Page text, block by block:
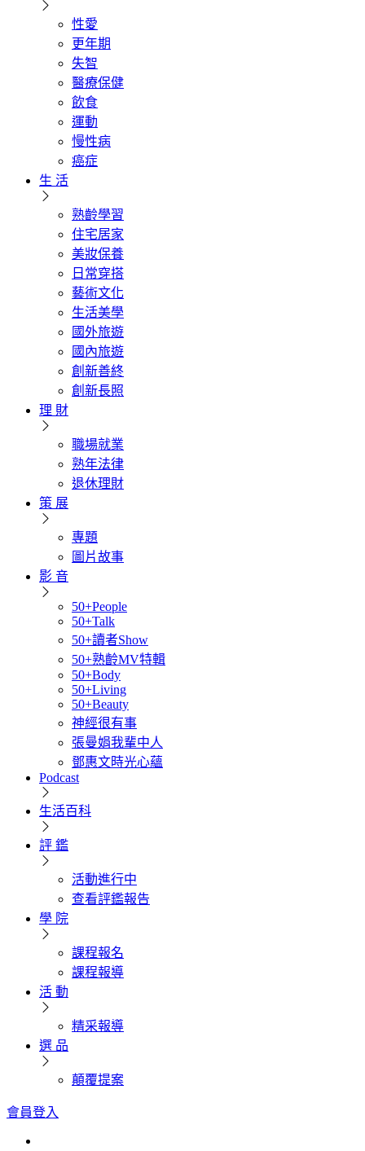
性愛
更年期
失智
醫療保健
飲食
運動
慢性病
癌症
生 活
熟齡學習
住宅居家
美妝保養
日常穿搭
藝術文化
生活美學
國外旅遊
國內旅遊
創新善終
創新長照
理 財
職場就業
熟年法律
退休理財
策 展
專題
圖片故事
影 音
50+People
50+Talk
50+讀者Show
50+熟齡MV特輯
50+Body
50+Living
50+Beauty
神經很有事
張曼娟我輩中人
鄧惠文時光心蘊
Podcast
生活百科
評 鑑
活動進行中
查看評鑑報告
學 院
課程報名
課程報導
活 動
精采報導
選 品
顛覆提案
會員登入